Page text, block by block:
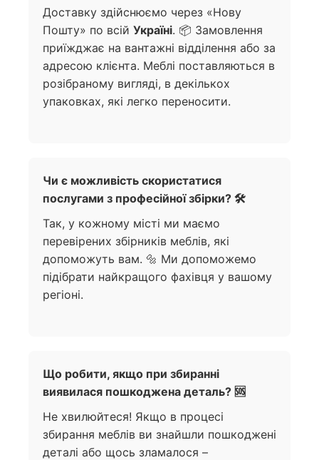
Доставку здійснюємо через «Нову
Пошту» по всій Україні. 📦 Замовлення
приїжджає на вантажні відділення або за
адресою клієнта. Меблі поставляються в
розібраному вигляді, в декількох
упаковках, які легко переносити.
Чи є можливість скористатися
послугами з професійної збірки? 🛠️
Так, у кожному місті ми маємо
перевірених збірників меблів, які
допоможуть вам. 🔩 Ми допоможемо
підібрати найкращого фахівця у вашому
регіоні.
Що робити, якщо при збиранні
виявилася пошкоджена деталь? 🆘
Не хвилюйтеся! Якщо в процесі
збирання меблів ви знайшли пошкоджені
деталі або щось зламалося –